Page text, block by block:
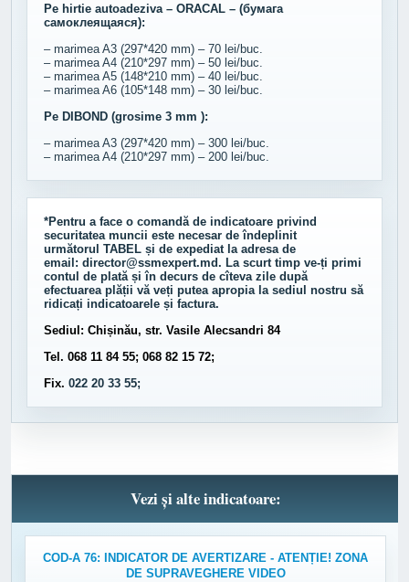
Pe hirtie autoadeziva – ORACAL – (бумага
самоклеящаяся):
– marimea A3 (297*420 mm) – 70 lei/buc.
– marimea A4 (210*297 mm) – 50 lei/buc.
– marimea A5 (148*210 mm) – 40 lei/buc.
– marimea A6 (105*148 mm) – 30 lei/buc.
Pe DIBOND (grosime 3 mm ):
– marimea A3 (297*420 mm) – 300 lei/buc.
– marimea A4 (210*297 mm) – 200 lei/buc.
*Pentru a face o comandă de indicatoare privind
securitatea muncii este necesar de îndeplinit
următorul TABEL și de expediat la adresa de
email: director@ssmexpert.md. La scurt timp ve-ți primi
contul de plată și în decurs de cîteva zile după
efectuarea plății vă veți putea apropia la sediul nostru să
ridicați indicatoarele și factura.
Sediul: Chișinău, str. Vasile Alecsandri 84
Tel. 068 11 84 55; 068 82 15 72;
Fix. 022 20 33 55;
Vezi și alte indicatoare:
COD-A 76: INDICATOR DE AVERTIZARE - ATENȚIE! ZONA
DE SUPRAVEGHERE VIDEO